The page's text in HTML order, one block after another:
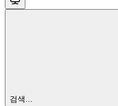
검색...